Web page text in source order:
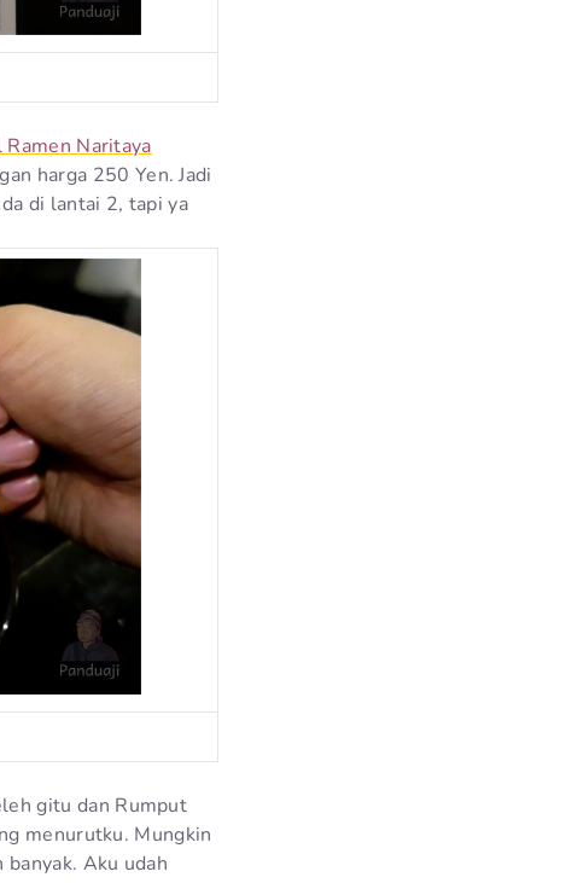
Ramen Naritaya
harga 250 Yen. Jadi
di lantai 2, tapi ya
gitu dan Rumput
menurutku. Mungkin
Aku udah